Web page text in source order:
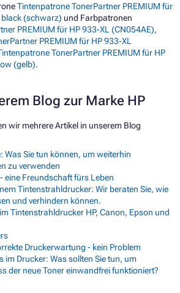
Tintenpatrone TonerPartner PREMIUM für
black (schwarz) und Farbpatronen
PREMIUM für HP 933-XL (CN054AE),
PREMIUM für HP 933-XL
TonerPartner PREMIUM für HP
(gelb).
Blog zur Marke HP
wir mehrere Artikel in unserem Blog
Was Sie tun können, um weiterhin
zu verwenden
eine Freundschaft fürs Leben
Tintenstrahldrucker: Wir beraten Sie, wie
und verhindern können.
Tintenstrahldrucker HP, Canon, Epson und
Druckerwartung - kein Problem
im Drucker: Was sollten Sie tun, um
der neue Toner einwandfrei funktioniert?